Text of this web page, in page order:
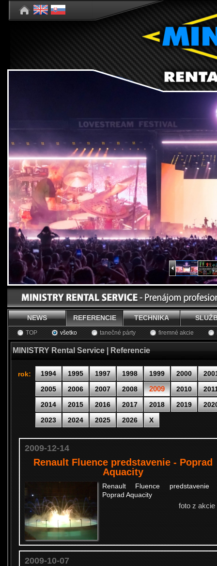
NEWS REFERENCIE TECHNIKA
TOP všetko tanečné párty firemné akcie
MINISTRY Rental Service | Referencie
rok: 1994 1995 1997 1998 1999 2000
2005
2006 2007 2008 2009 2010
2014
2015 2016 2017 2018 2019
2023
2024 2025 2026 X
2009-12-14
Renault Fluence predstavenie - Poprad
Aquacity
Renault Fluence predstavenie
Poprad Aquacity
foto z akcie
2009-10-07